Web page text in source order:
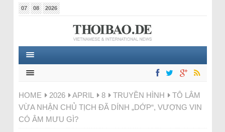
07 08 2026
HOME 2026 APRIL 8 TRUYỀN HÌNH
TÔ LÂM
VỪA NHẬN CHỦ TỊCH ĐÃ DÍNH „DỚP“, VƯỢNG VIN
CÓ ÂM MƯU GÌ?